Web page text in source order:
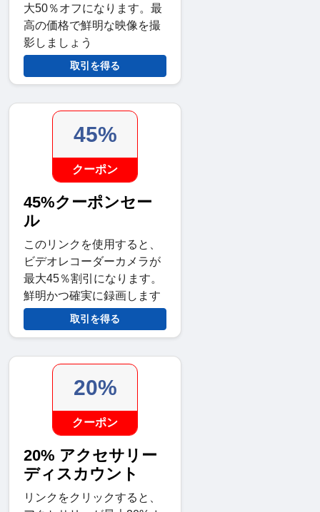
大50％オフになります。最
高の価格で鮮明な映像を撮
影しましょう
取引を得る
45%
クーポン
45%クーポンセー
ル
このリンクを使用すると、
ビデオレコーダーカメラが
最大45％割引になります。
鮮明かつ確実に録画します
取引を得る
20%
クーポン
20% アクセサリー
ディスカウント
リンクをクリックすると、